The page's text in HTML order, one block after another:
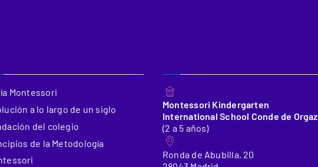
Montessori
a lo largo de un siglo
del colegio
de la Metodología
Montessori Kindergarten
International School Conde de Orgaz
(2 a 5 años)
Ronda de Abubilla, 20